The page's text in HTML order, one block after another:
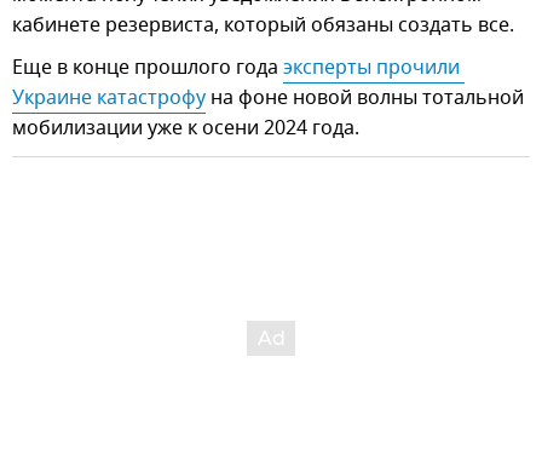
кабинете резервиста, который обязаны создать все.
Еще в конце прошлого года эксперты прочили
Украине катастрофу на фоне новой волны тотальной
мобилизации уже к осени 2024 года.